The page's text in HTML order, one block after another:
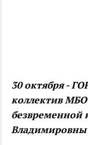
30 октября -
коллектив
Владимировны